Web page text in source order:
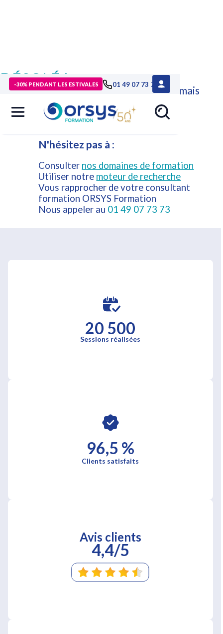
-30% PENDANT LES ESTIVALES 01 49 07 73 73
DÉSOLÉ !
Cette formation n'est plus disponible mais
d'autres formations ORSYS peuvent
répondre à vos attentes.
N'hésitez pas à :
Consulter nos domaines de formation
Utiliser notre moteur de recherche
Vous rapprocher de votre consultant
formation ORSYS Formation
Nous appeler au 01 49 07 73 73
20 500
Sessions réalisées
96,5 %
Clients satisfaits
Avis clients
4,4/5